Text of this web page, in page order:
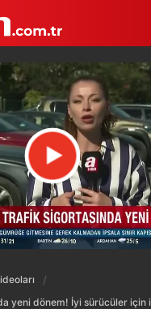
yeni dönem! İyi sürücüler için